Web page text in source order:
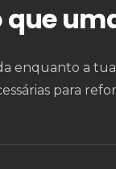
enquanto a
para